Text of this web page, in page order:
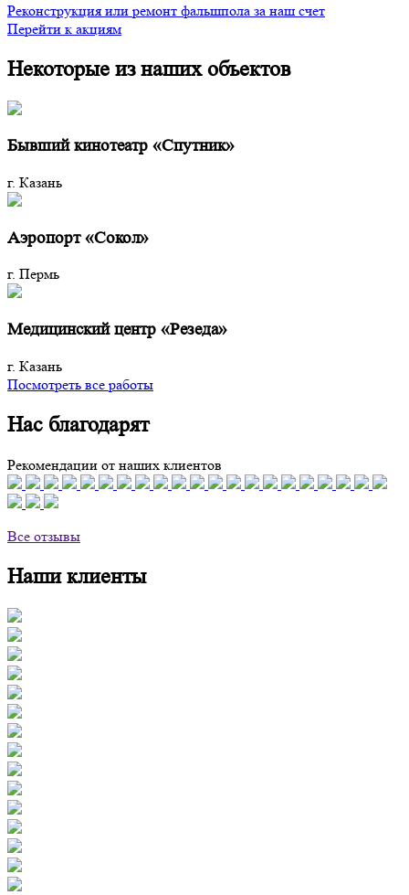
Реконструкция или ремонт фальшпола за наш счет
Перейти к акциям
Некоторые из наших объектов
Бывший кинотеатр «Спутник»
г. Казань
Аэропорт «Сокол»
г. Пермь
Медицинский центр «Резеда»
г. Казань
Посмотреть все работы
Нас благодарят
Рекомендации от наших клиентов
Все отзывы
Наши клиенты